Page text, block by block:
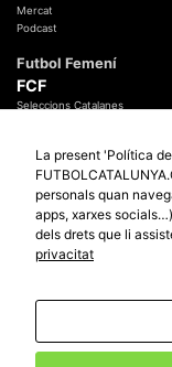
Mercat
Podcast
Futbol Femení
FCF
Seleccions Catalanes
Temes Federatius
Futbol Catalunya
Promocions
Sortejos
Participació
©
La present 'Política
personals quan
apps, xarxes
dels drets que li
privacitat